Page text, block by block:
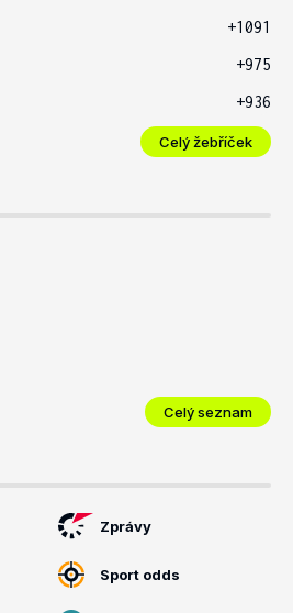
+1091
+975
+936
Celý žebříček
Celý seznam
Zprávy
Sport odds